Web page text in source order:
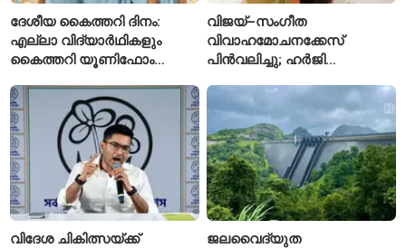
ദേശീയ കൈത്തറി ദിനം:
എല്ലാ വിദ്യാർഥികളും
കൈത്തറി യൂണിഫോം
സ്കൂൾ വേറിട്ട മാതൃക
വിജയ്–സംഗീത
വിവാഹമോചനക്കേസ്
പിൻവലിച്ചു; ഹർജി
അവസാനിപ്പിച്ച് കോടതി
വിദേശ ചികിത്സയ്ക്ക്
ജലവൈദ്യുത